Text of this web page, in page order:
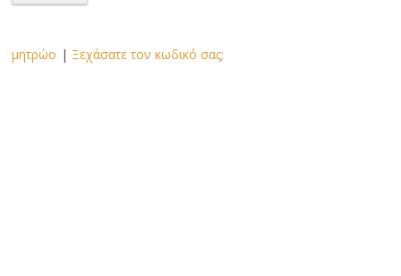
μητρώο | Ξεχάσατε τον κωδικό σας;